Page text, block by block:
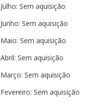
Julho: Sem aquisição
Junho: Sem aquisição
Maio: Sem aquisição
Abril: Sem aquisição
Março: Sem aquisição
Fevereiro: Sem aquisição